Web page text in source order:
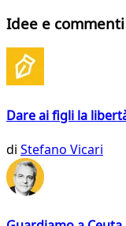
Idee e commenti
Dare ai figli la
di Stefano Vicari